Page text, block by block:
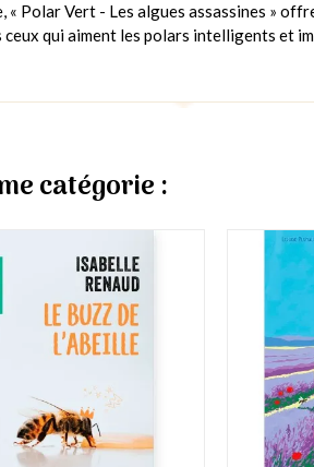
Polar Vert - Les algues assassines »
qui aiment les polars intelligents et
catégorie :